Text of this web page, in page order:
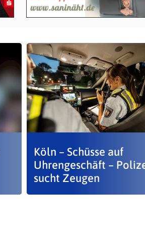
Köln – Schüsse auf
Uhrengeschäft –
sucht Zeugen